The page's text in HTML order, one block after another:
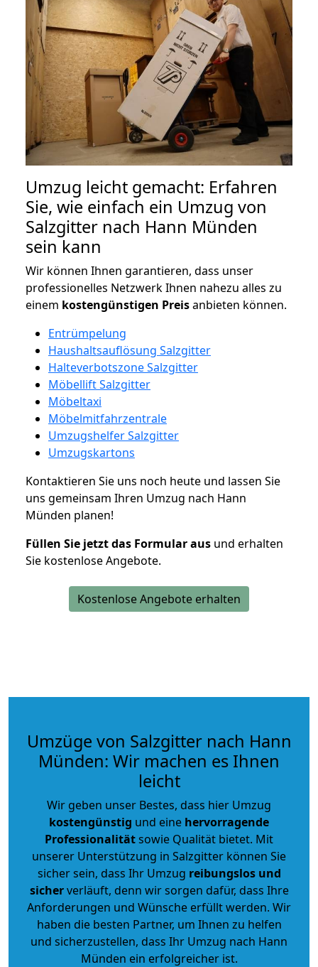
Umzug leicht gemacht: Erfahren
Sie, wie einfach ein Umzug von
Salzgitter nach Hann Münden
sein kann
Wir können Ihnen garantieren, dass unser
professionelles Netzwerk Ihnen nahezu alles zu
einem kostengünstigen Preisanbieten können.
Entrümpelung
Haushaltsauflösung Salzgitter
Halteverbotszone Salzgitter
Möbellift Salzgitter
Möbeltaxi
Möbelmitfahrzentrale
Umzugshelfer Salzgitter
Umzugskartons
Kontaktieren Sie uns noch heute und lassen Sie
uns gemeinsam Ihren Umzug nach Hann
Münden planen!
Füllen Sie jetzt das Formular aus und erhalten
Sie kostenlose Angebote.
Kostenlose Angebote erhalten
Umzüge von Salzgitter nach Hann
Münden: Wir machen es Ihnen
leicht
Wir geben unser Bestes, dass hier Umzug
kostengünstig und eine hervorragende
Professionalitätsowie Qualität bietet. Mit
unserer Unterstützung in Salzgitter können Sie
sicher sein, dass Ihr Umzug reibungslos und
sicherverläuft, denn wir sorgen dafür, dass Ihre
Anforderungen und Wünsche erfüllt werden. Wir
haben die besten Partner, um Ihnen zu helfen
und sicherzustellen, dass Ihr Umzug nach Hann
Münden ein erfolgreicher ist.